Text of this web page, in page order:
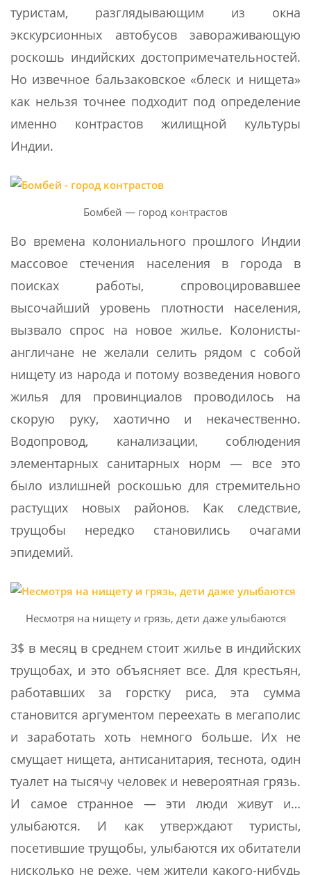
туристам, разглядывающим из окна
экскурсионных автобусов завораживающую
роскошь индийских достопримечательностей.
Но извечное бальзаковское «блеск и нищета»
как нельзя точнее подходит под определение
именно контрастов жилищной культуры
Индии.
Бомбей — город контрастов
Во времена колониального прошлого Индии
массовое стечения населения в города в
поисках работы, спровоцировавшее
высочайший уровень плотности населения,
вызвало спрос на новое жилье. Колонисты-
англичане не желали селить рядом с собой
нищету из народа и потому возведения нового
жилья для провинциалов проводилось на
скорую руку, хаотично и некачественно.
Водопровод, канализации, соблюдения
элементарных санитарных норм — все это
было излишней роскошью для стремительно
растущих новых районов. Как следствие,
трущобы нередко становились очагами
эпидемий.
Несмотря на нищету и грязь, дети даже улыбаются
3$ в месяц в среднем стоит жилье в индийских
трущобах, и это объясняет все. Для крестьян,
работавших за горстку риса, эта сумма
становится аргументом переехать в мегаполис
и заработать хоть немного больше. Их не
смущает нищета, антисанитария, теснота, один
туалет на тысячу человек и невероятная грязь.
И самое странное — эти люди живут и…
улыбаются. И как утверждают туристы,
посетившие трущобы, улыбаются их обитатели
нисколько не реже, чем жители какого-нибудь